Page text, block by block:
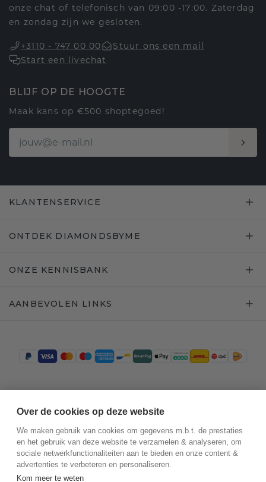
onze chat of telefonisch van 09:00 -17:00. Zaterdag
en zondag zijn we gesloten.
+3110 - 747 00 00
Stuur ons een mail
Start een livechat
BLIJF OP DE HOOGTE
Maak kans op €500 shoptegoed!
KLANTENSERVICE
ONTDEK DIAMONDSBYME
ONZE KENNISBANK
AANBEVOLEN LINKS
Over de cookies op deze website
We maken gebruik van cookies om gegevens m.b.t. de prestaties
en het gebruik van deze website te verzamelen & analyseren, om
sociale netwerkfunctionaliteiten aan te bieden en onze content &
advertenties te verbeteren en personaliseren.
Kom meer te weten